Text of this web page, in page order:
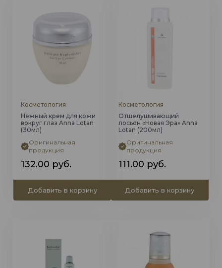
Косметология
Нежный крем для кожи
вокруг глаз Anna Lotan
(30мл)
Оригинальная
продукция
132.00 руб.
Добавить в корзину
Косметология
Отшелушивающий
лосьон «Новая Эра» Anna
Lotan (200мл)
Оригинальная
продукция
111.00 руб.
Добавить в корзину